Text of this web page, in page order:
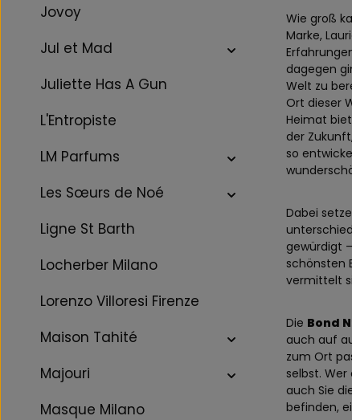
Jovoy
Jul et Mad
Juliette Has A Gun
L'Entropiste
LM Parfums
Les Sœurs de Noé
Ligne St Barth
Locherber Milano
Lorenzo Villoresi Firenze
Maison Tahité
Majouri
Masque Milano
Wie groß
Marke,
dagegen
Welt zu
Ort dieser
Heimat
der
so
Dabei
gewürdigt
schönsten
vermittelt
Die Bond
auch auf
zum Ort
selbst.
auch Sie
befinden,